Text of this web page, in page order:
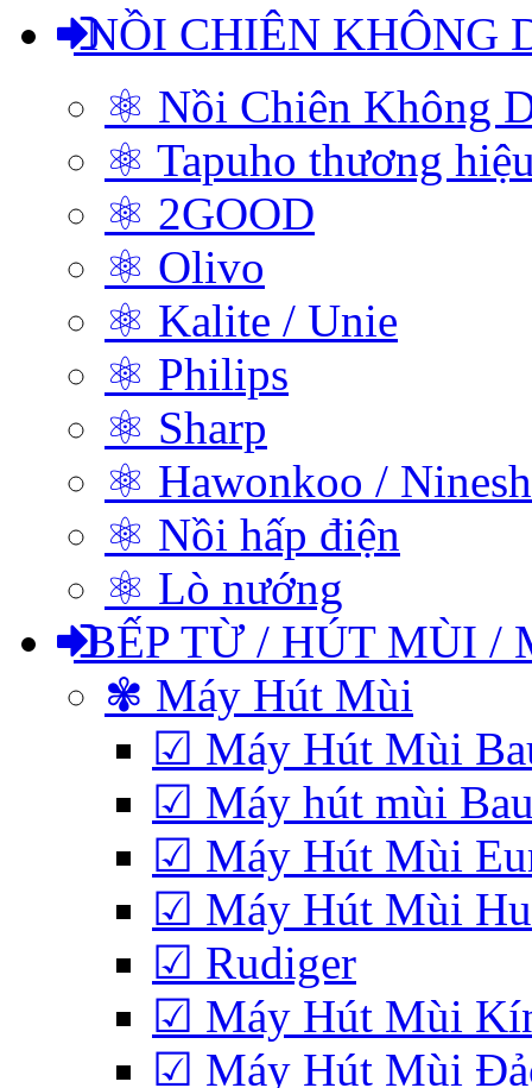
NỒI CHIÊN KHÔNG
⚛ Nồi Chiên Không
⚛ Tapuho thương
⚛ 2GOOD
⚛ Olivo
⚛ Kalite / Unie
⚛ Philips
⚛ Sharp
⚛ Hawonkoo /
⚛ Nồi hấp điện
⚛ Lò nướng
BẾP TỪ / HÚT MÙI /
✾ Máy Hút Mùi
☑ Máy Hút Mùi
☑ Máy hút mùi
☑ Máy Hút Mùi
☑ Máy Hút Mùi
☑ Rudiger
☑ Máy Hút Mùi
☑ Máy Hút Mùi